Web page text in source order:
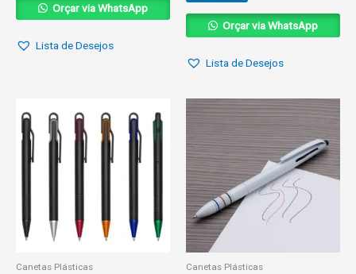
Orçar via WhatsApp
Lista de Desejos
Orçar via WhatsApp
Lista de Desejos
Canetas Plásticas Canetas Plásticas